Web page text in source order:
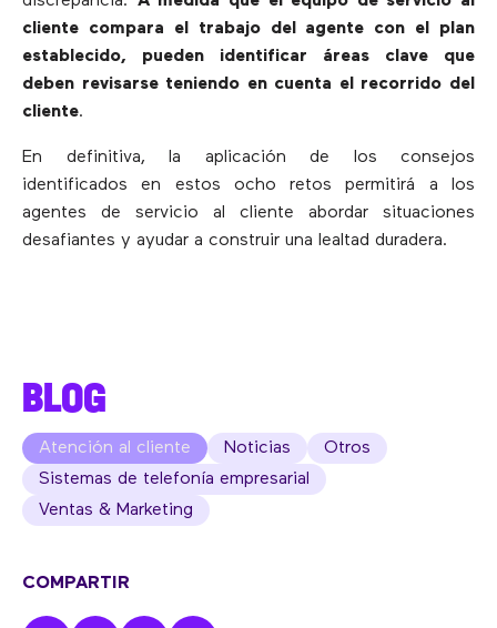
cliente compara el trabajo del agente con el plan
establecido, pueden identificar áreas clave que
deben revisarse teniendo en cuenta el recorrido del
cliente.
En definitiva, la aplicación de los consejos
identificados en estos ocho retos permitirá a los
agentes de servicio al cliente abordar situaciones
desafiantes y ayudar a construir una lealtad duradera.
BLOG
Atención al cliente Noticias
Otros
Sistemas de telefonía empresarial
Ventas & Marketing
COMPARTIR